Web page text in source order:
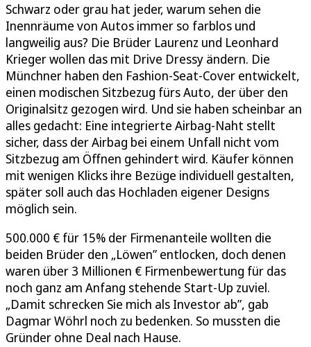
Schwarz oder grau hat jeder, warum sehen die
Inennräume von Autos immer so farblos und
langweilig aus? Die Brüder Laurenz und Leonhard
Krieger wollen das mit Drive Dressy ändern. Die
Münchner haben den Fashion-Seat-Cover entwickelt,
einen modischen Sitzbezug fürs Auto, der über den
Originalsitz gezogen wird. Und sie haben scheinbar an
alles gedacht: Eine integrierte Airbag-Naht stellt
sicher, dass der Airbag bei einem Unfall nicht vom
Sitzbezug am Öffnen gehindert wird. Käufer können
mit wenigen Klicks ihre Bezüge individuell gestalten,
später soll auch das Hochladen eigener Designs
möglich sein.
500.000 € für 15% der Firmenanteile wollten die
beiden Brüder den „Löwen” entlocken, doch denen
waren über 3 Millionen € Firmenbewertung für das
noch ganz am Anfang stehende Start-Up zuviel.
„Damit schrecken Sie mich als Investor ab”, gab
Dagmar Wöhrl noch zu bedenken. So mussten die
Gründer ohne Deal nach Hause.